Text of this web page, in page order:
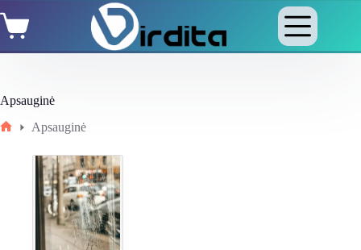
to
content
Shopping
cart
Apsauginė
Apsauginė